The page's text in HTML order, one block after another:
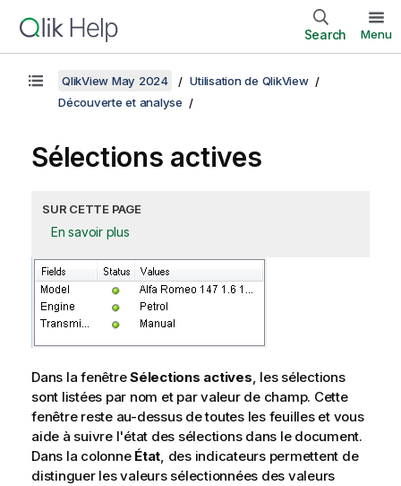
Search Menu
QlikView May 2024
Utilisation de QlikView
Découverte et analyse
Sélections actives
SUR CETTE PAGE
En savoir plus
Dans la fenêtreSélections actives, les sélections
sont listées par nom et par valeur de champ. Cette
fenêtre reste au-dessus de toutes les feuilles et vous
aide à suivre l'état des sélections dans le document.
Dans la colonne État, des indicateurs permettent de
distinguer les valeurs sélectionnées des valeurs